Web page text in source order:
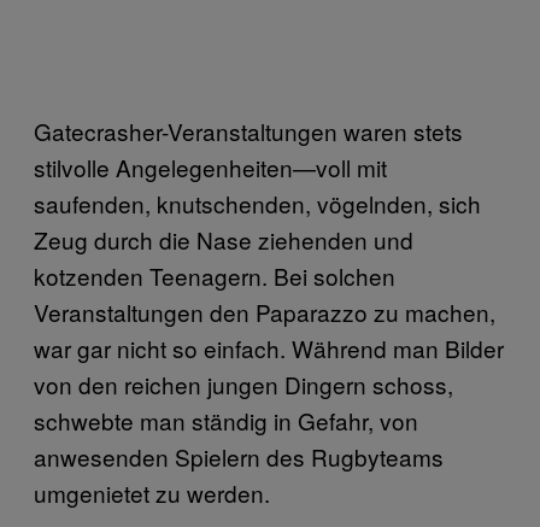
Gatecrasher-Veranstaltungen waren stets
stilvolle Angelegenheiten—voll mit
saufenden, knutschenden, vögelnden, sich
Zeug durch die Nase ziehenden und
kotzenden Teenagern. Bei solchen
Veranstaltungen den Paparazzo zu machen,
war gar nicht so einfach. Während man Bilder
von den reichen jungen Dingern schoss,
schwebte man ständig in Gefahr, von
anwesenden Spielern des Rugbyteams
umgenietet zu werden.